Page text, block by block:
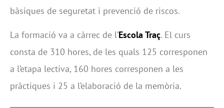
bàsiques de seguretat i prevenció de riscos.
La formació va a càrrec de l’Escola Traç. El curs
consta de 310 hores, de les quals 125 corresponen
a l’etapa lectiva, 160 hores corresponen a les
pràctiques i 25 a l’elaboració de la memòria.